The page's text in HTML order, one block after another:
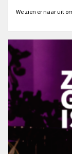
We zien er naar uit